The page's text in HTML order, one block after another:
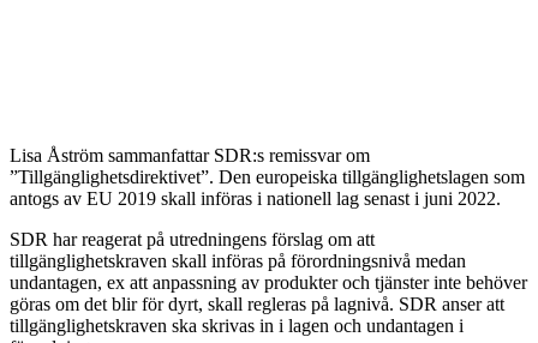
Lisa Åström sammanfattar SDR:s remissvar om
”Tillgänglighetsdirektivet”. Den europeiska tillgänglighetslagen som
antogs av EU 2019 skall införas i nationell lag senast i juni 2022.
SDR har reagerat på utredningens förslag om att
tillgänglighetskraven skall införas på förordningsnivå medan
undantagen, ex att anpassning av produkter och tjänster inte behöver
göras om det blir för dyrt, skall regleras på lagnivå. SDR anser att
tillgänglighetskraven ska skrivas in i lagen och undantagen i